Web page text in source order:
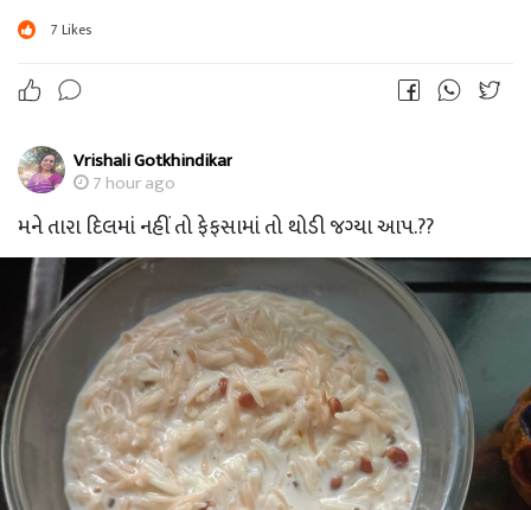
7 Likes
Vrishali Gotkhindikar
7 hour ago
મને તારા દિલમાં નહીં તો ફેફસામાં તો થોડી જગ્યા આપ.??